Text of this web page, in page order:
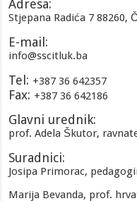
Adresa:
Stjepana Radića 7 88260,
E-mail:
info@sscitluk.ba
Tel: +387 36 642357
Fax: +387 36 642186
Glavni urednik:
prof. Adela Škutor,
Suradnici:
Josipa Primorac,
Marija Bevanda, prof.